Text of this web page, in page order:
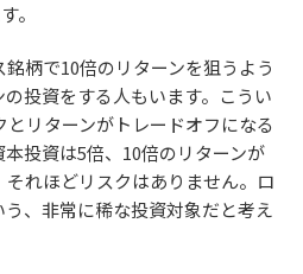
。
柄で10倍のリターンを狙うよう
投資をする人もいます。こうい
リターンがトレードオフになる
投資は5倍、10倍のリターンが
れほどリスクはありません。ロ
、非常に稀な投資対象だと考え